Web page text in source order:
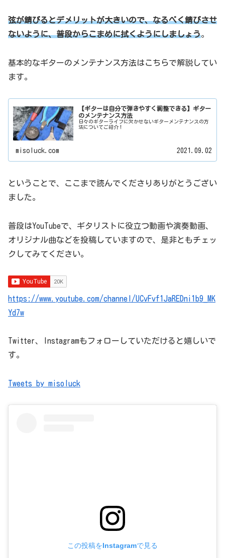
弦が錆びるとデメリットが大きいので、なるべく錆びさせ
ないように、普段からこまめに拭くようにしましょう。
基本的なギターのメンテナンス方法はこちらで解説してい
ます。
【ギターは自分で弾きやすく調整できる】ギター
のメンテナンス方法
日々のギターライフに欠かせないギターメンテナンスの方
法についてご紹介！
misoluck.com 2021.09.02
ということで、ここまで読んでくださりありがとうござい
ました。
普段はYouTubeで、ギタリストに役立つ動画や演奏動画、
オリジナル曲などを投稿していますので、是非ともチェッ
クしてみてください。
https://www.youtube.com/channel/UCvFvf1JaREDni1b9_MK
Yd7w
Twitter、Instagramもフォローしていただけると嬉しいで
す。
Tweets by misoluck
この投稿をInstagramで見る